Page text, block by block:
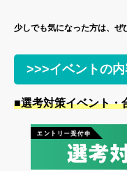
少しでも気になった方は、ぜ
>>>イベントの内
■選考対策イベント・